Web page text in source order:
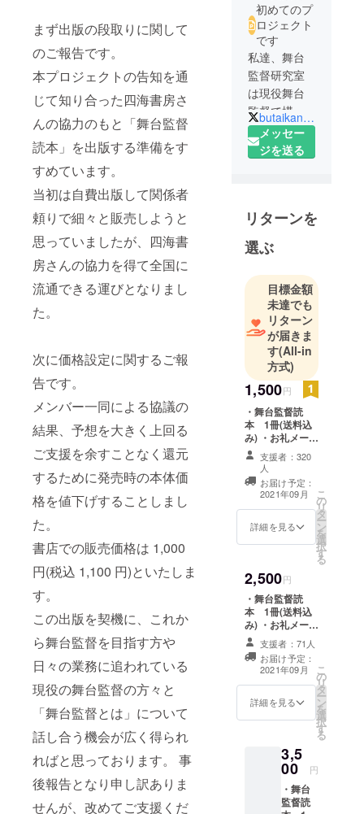
まず出版の段取りに関して
のご報告です。
本プロジェクトの告知を通
じて知り合った四海書房さ
んの協力のもと「舞台監督
読本」を出版する準備をす
すめています。
当初は自費出版して関係者
頼りで細々と販売しようと
思っていましたが、四海書
房さんの協力を得て全国に
流通できる運びとなりまし
た。
次に価格設定に関するご報
告です。
メンバー一同による協議の
結果、予想を大きく上回る
ご支援を余すことなく還元
するために発売時の本体価
格を値下げすることしまし
た。
書店での販売価格は 1,000
円(税込 1,100 円)といたしま
す。
この出版を契機に、これか
ら舞台監督を目指す方や
日々の業務に追われている
現役の舞台監督の方々と
「舞台監督とは」について
話し合う機会が広く得られ
ればと思っております。 事
後報告となり申し訳ありま
せんが、改めてご支援くだ
初めてのプ
ロジェクト
です
私達、舞台
監督研究室
は現役舞台
監督で構成
された舞台
監督の業務
数年から新
進気鋭の者
まで現在8名
で構成さ
れ、15年ほ
ど前から舞
台監督研究
室として月
に1度集ま
り、「舞台
監督の仕事
の本分とは
何か」につ
いて話し
合ってきま
した。主に
演劇（スト
レートプレ
イ、ミュー
にいう商業
演劇）を中
心に活動
し、劇団・
会社所属が3
名であとは
フリーラン
スの舞台監
督です。
メンバー
浅香哲哉
岩戸堅一
大刀佑介
butaikantokuke1
メッセー
ジを送る
リターンを
選ぶ
目標金額
未達でも
リターン
が届きま
す(All-in
方式)
1,500円
・舞台監督読
本 1冊(送料込
み) ・お礼メール
本プロジェクト
はAll-in方式で実
施します。目標
金額に満たない
場合も、計画を
ンをお届けしま
す。
支援者：320
人
お届け予定：
2021年09月
詳細を見る
こ
の
リ
タ
ー
ン
を
選
択
す
る
2,500円
・舞台監督読
本 1冊(送料込
み) ・お礼メール
・あなたのお名
前を協力者とし
て本書クレジッ
トに記載しま
す！ 備考欄に記
載のお名前をご
トはAll-in方式で
実施します。目
標金額に満たな
い場合も、計画
を実行し、リ
支援者：71人
お届け予定：
2021年09月
詳細を見る
こ
の
リ
タ
ー
ン
を
選
択
す
る
3,5
00 円
・舞台
監督読